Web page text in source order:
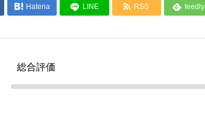
 Hatena LINE  RSS  feedly
総合評価